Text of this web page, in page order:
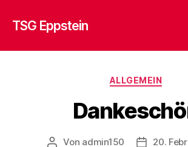
TSG Eppstein
Kategorien
ALLGEMEIN
Beitragsautor
Von admin150 20.